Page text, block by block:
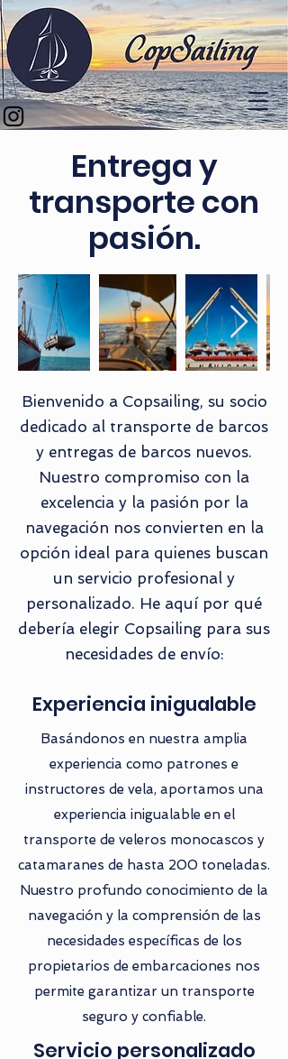
Entrega y
transporte con
pasión.
Bienvenido a Copsailing, su socio
dedicado al transporte de barcos
y entregas de barcos nuevos.
Nuestro compromiso con la
excelencia y la pasión por la
navegación nos convierten en la
opción ideal para quienes buscan
un servicio profesional y
personalizado. He aquí por qué
debería elegir Copsailing para sus
necesidades de envío:
Experiencia inigualable
Basándonos en nuestra amplia
experiencia como patrones e
instructores de vela, aportamos una
experiencia inigualable en el
transporte de veleros monocascos y
catamaranes de hasta 200 toneladas.
Nuestro profundo conocimiento de la
navegación y la comprensión de las
necesidades específicas de los
propietarios de embarcaciones nos
permite garantizar un transporte
seguro y confiable.
Servicio personalizado